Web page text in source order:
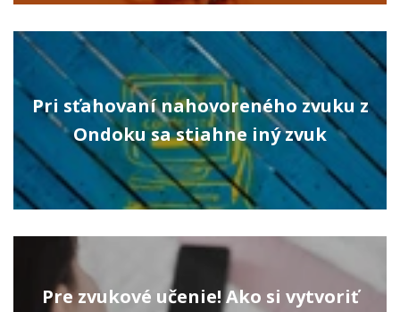
Pri sťahovaní nahovoreného zvuku z
Ondoku sa stiahne iný zvuk
Pre zvukové učenie! Ako si vytvoriť